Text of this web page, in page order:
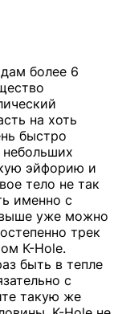
более 6
на хоть
быстро
небольших
эйфорию и
тело не так
именно с
выше уже можно
трек
К-Hole.
быть в тепле
с
такую же